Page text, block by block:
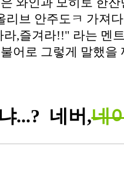
리브 안주도ㅋ 가져
라,즐겨라!!" 라는 멘
어로 그렇게 말했을
...? 네버,네